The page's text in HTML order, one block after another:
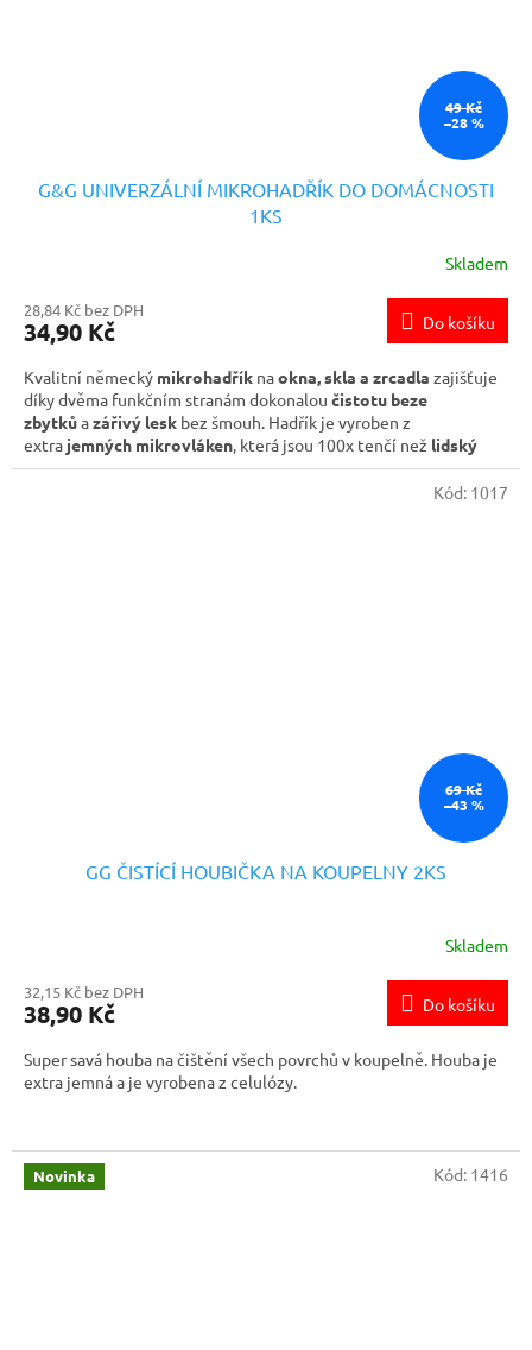
49 Kč
–28 %
G&G UNIVERZÁLNÍ MIKROHADŘÍK DO DOMÁCNOSTI
1KS
Skladem
28,84 Kč bez DPH
34,90 Kč Do košíku
Kvalitní německý mikrohadřík naokna, skla a zrcadla zajišťuje
díky dvěma funkčním stranám dokonalou čistotu beze
zbytkůazářivý lesk bez šmouh. Hadřík je vyroben z
extra jemných mikrovláken, která jsou 100x tenčí než lidský
vlas. Díky tomu bez problému zachytí i ty nejmenšíšmouhy,
69 Kč
–43 %
GG ČISTÍCÍ HOUBIČKA NA KOUPELNY 2KS
Skladem
32,15 Kč bez DPH
38,90 Kč Do košíku
Super savá houba na čištění všech povrchů v koupelně. Houba je
extra jemná a je vyrobena z celulózy.
Kód: 1017
Novinka Kód: 1416